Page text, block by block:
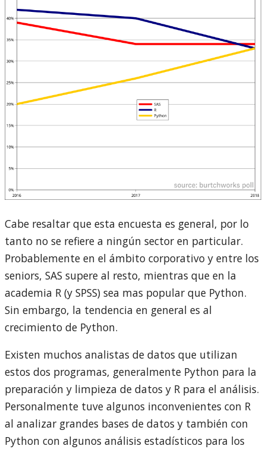
Cabe resaltar que esta encuesta es general, por lo
tanto no se refiere a ningún sector en particular.
Probablemente en el ámbito corporativo y entre los
seniors, SAS supere al resto, mientras que en la
academia R (y SPSS) sea mas popular que Python.
Sin embargo, la tendencia en general es al
crecimiento de Python.
Existen muchos analistas de datos que utilizan
estos dos programas, generalmente Python para la
preparación y limpieza de datos y R para el análisis.
Personalmente tuve algunos inconvenientes con R
al analizar grandes bases de datos y también con
Python con algunos análisis estadísticos para los